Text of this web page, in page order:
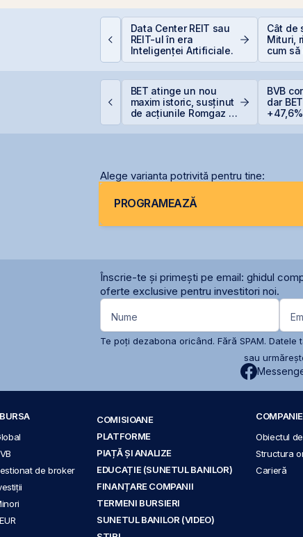
Data Center REIT sau
REIT-ul în era
Inteligenței Artificiale.
Cât de
Mituri,
cum
BET atinge un nou
maxim istoric, susținut
de acțiunile Romgaz și
BVB
dar
Alege varianta potrivită pentru tine:
PROGRAMEAZĂ
Înscrie-te și primești pe email: ghidul
oferte exclusive pentru investitori noi.
Nume
Te poți dezabona oricând. Fără SPAM. Datele
sau
de broker
COMISIOANE
PLATFORME
PIAȚĂ ȘI ANALIZE
EDUCAȚIE (SUNETUL BANILOR)
FINANȚARE COMPANII
TERMENI BURSIERI
SUNETUL BANILOR (VIDEO)
COMPANIE
Obiectul
Structura
Carieră